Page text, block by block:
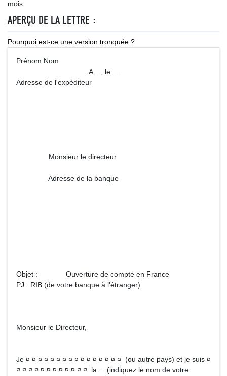
mois.
APERÇU DE LA LETTRE :
Pourquoi est-ce une version tronquée ?
Prénom Nom
A ..., le ...
Adresse de l'expéditeur
Monsieur le directeur
Adresse de la banque
Objet : Ouverture de compte en France
PJ : RIB (de votre banque à l'étranger)
Monsieur le Directeur,
Je ¤ ¤ ¤ ¤ ¤ ¤ ¤ ¤ ¤ ¤ ¤ ¤ ¤ ¤ ¤ ¤ (ou autre pays) et je suis ¤
¤ ¤ ¤ ¤ ¤ ¤ ¤ ¤ ¤ ¤ ¤ ¤ la ... (indiquez le nom de votre